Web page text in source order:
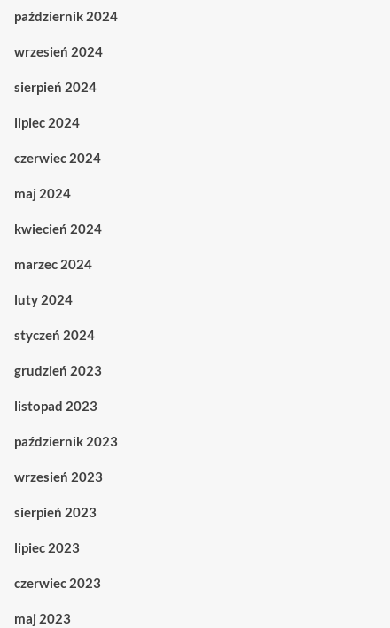
październik 2024
wrzesień 2024
sierpień 2024
lipiec 2024
czerwiec 2024
maj 2024
kwiecień 2024
marzec 2024
luty 2024
styczeń 2024
grudzień 2023
listopad 2023
październik 2023
wrzesień 2023
sierpień 2023
lipiec 2023
czerwiec 2023
maj 2023